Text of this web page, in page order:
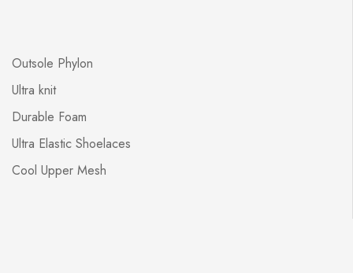
Outsole Phylon
Ultra knit
Durable Foam
Ultra Elastic Shoelaces
Cool Upper Mesh